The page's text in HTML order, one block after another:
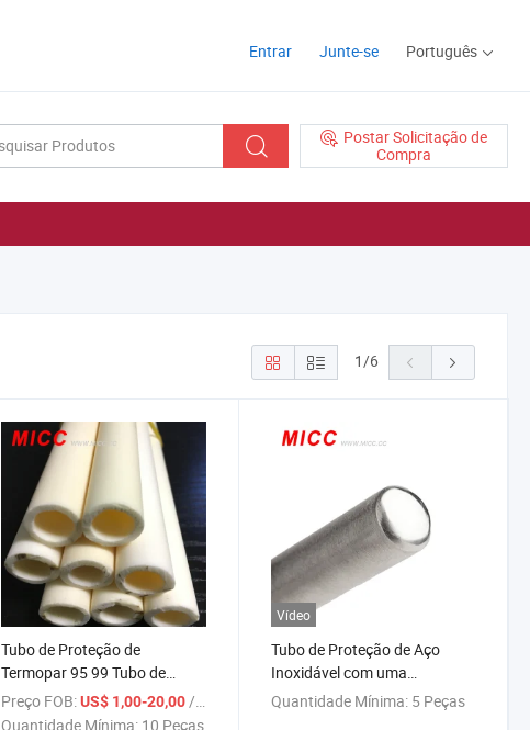
Entrar Junte-se Português
Postar Solicitação de
Compra
1/6
Tubo de Proteção de
Termopar 95 99 Tubo de
Alumina Isolante Cerâmico
Preço FOB: US$ 1,00-20,00/ Peça
Quantidade Mínima: 10 Peças
Vídeo
Tubo de Proteção de Aço
Inoxidável com uma
Extremidade Fechada
Quantidade Mínima: 5 Peças